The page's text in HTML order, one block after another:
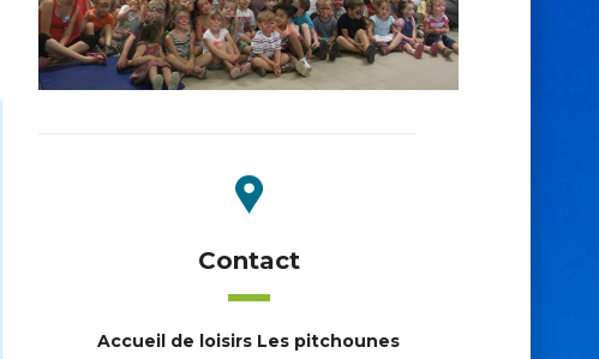
Contact
Accueil de loisirs Les pitchounes